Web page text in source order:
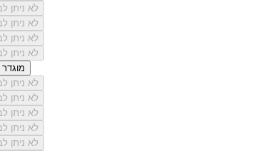
לא ניתן
לא ניתן
לא ניתן
לא ניתן
מוגדר
לא ניתן
לא ניתן
לא ניתן
לא ניתן
לא ניתן